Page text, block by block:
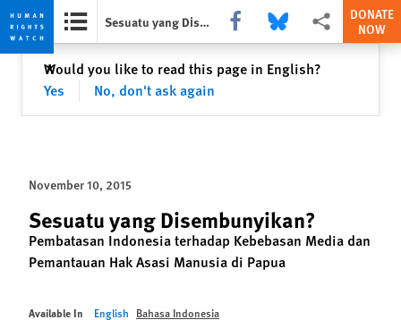
Skip
privacy
Skip
content
Sesuatu yang Disembunyikan? Share this via Facebook
Share this via Bluesky
More sharing
DONATE
NOW
Would you like to read this page in English?
Yes
No, don't ask again
✕Close
November 10, 2015
Sesuatu yang Disembunyikan?
Pembatasan Indonesia terhadap Kebebasan Media dan
Pemantauan Hak Asasi Manusia di Papua
Available In English Bahasa Indonesia